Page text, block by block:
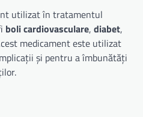
utilizat în tratamentul
boli cardiovasculare, diabet,
medicament este utilizat
și pentru a îmbunătăți